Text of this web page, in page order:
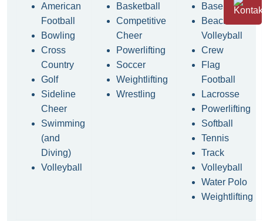
American
Football
Bowling
Cross
Country
Golf
Sideline
Cheer
Swimming
(and
Diving)
Volleyball
Basketball
Competitive
Cheer
Powerlifting
Soccer
Weightlifting
Wrestling
Baseball
Beach
Volleyball
Crew
Flag
Football
Lacrosse
Powerlifting
Softball
Tennis
Track
Volleyball
Water Polo
Weightlifting